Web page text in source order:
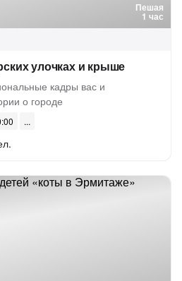
Пешая
1 час
улочках и крыше
кадры вас и
о городе